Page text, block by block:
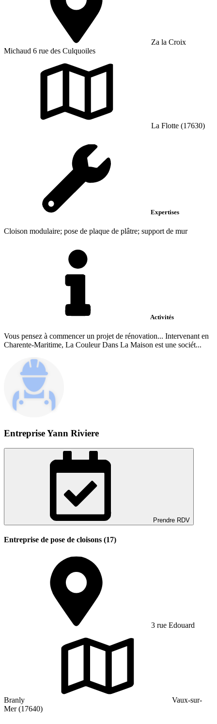
Za la Croix
Michaud 6 rue des Culquoiles
La Flotte (17630)
Expertises
Cloison modulaire; pose de plaque de plâtre; support de mur
Activités
Vous pensez à commencer un projet de rénovation... Intervenant en
Charente-Maritime, La Couleur Dans La Maison est une sociét...
Entreprise Yann Riviere
Prendre RDV
Entreprise de pose de cloisons (17)
3 rue Edouard
Branly
Vaux-sur-
Mer (17640)